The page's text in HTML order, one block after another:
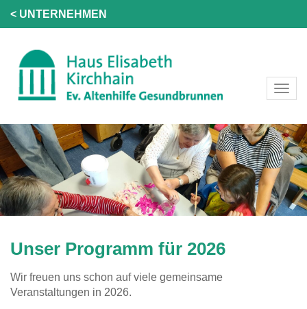
< UNTERNEHMEN
Unser Programm für 2026
Wir freuen uns schon auf viele gemeinsame
Veranstaltungen in 2026.